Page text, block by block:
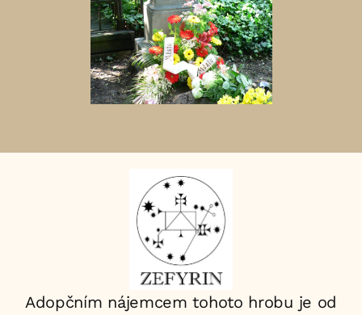
Adopčním nájemcem tohoto hrobu je od